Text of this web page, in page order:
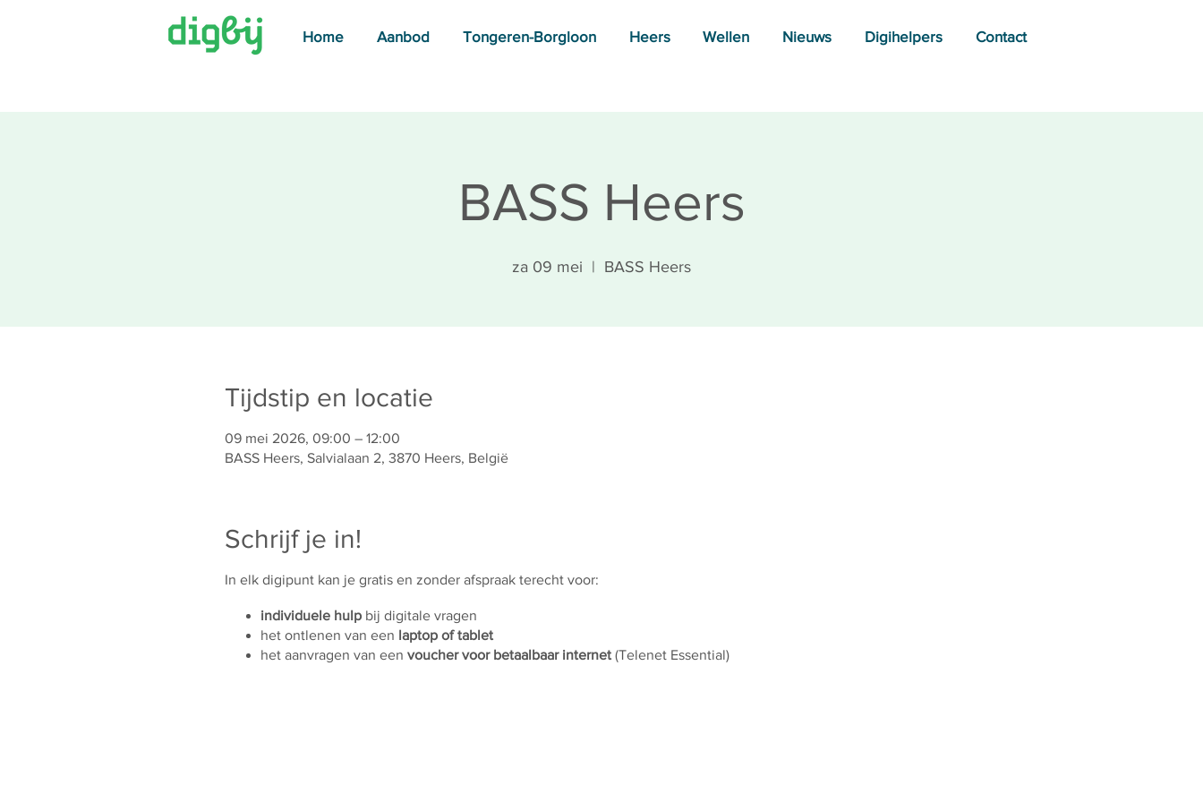
Home Aanbod Tongeren-Borgloon Heers Wellen Nieuws Digihelpers Contact
BASS Heers
za 09 mei
  |
BASS Heers
Tijdstip en locatie
09 mei 2026, 09:00 – 12:00
BASS Heers, Salvialaan 2, 3870 Heers, België
Schrijf je in!
In elk digipunt kan je gratis en zonder afspraak terecht voor:
individuele hulpbij digitale vragen
het ontlenen van een laptop of tablet
het aanvragen van een voucher voor betaalbaar internet(Telenet Essential)